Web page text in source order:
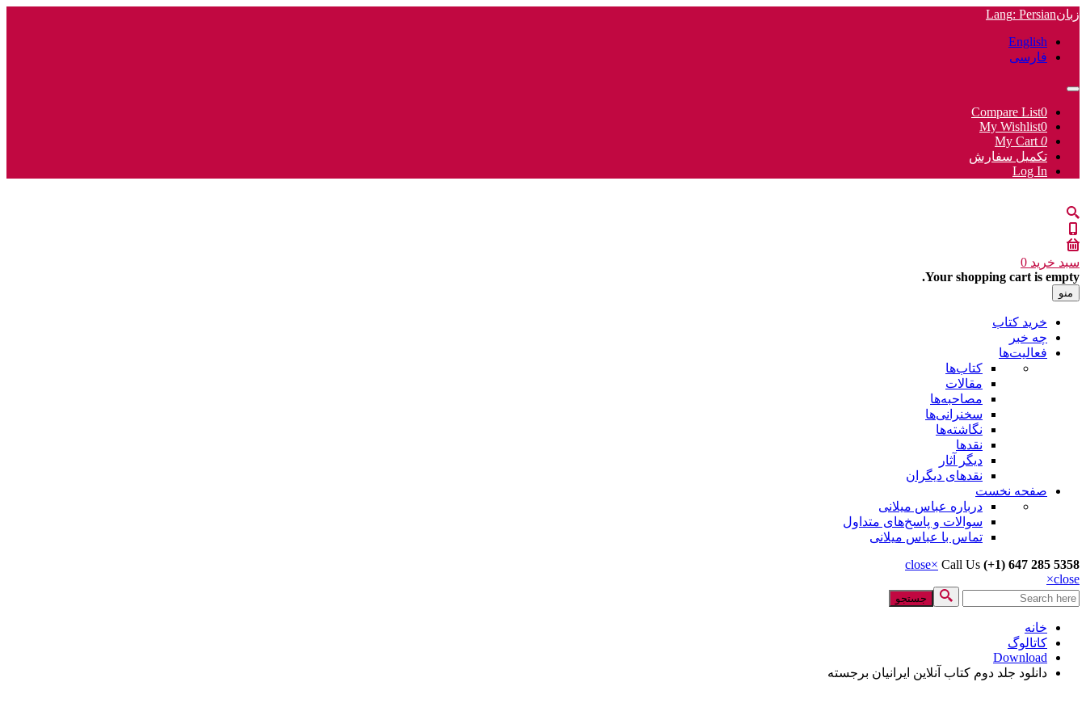
زبان Lang: Persian
English
فارسی
Compare List0
My Wishlist0
My Cart 0
تکمیل سفارش
Log In
سبد خرید 0
Your shopping cart is empty.
منو
خرید کتاب
چه خبر
فعالیت‌ها
کتاب‌ها
مقالات
مصاحبه‌ها
سخنرانی‌ها
نگاشته‌ها
نقدها
دیگر آثار
نقدهای دیگران
صفحه نخست
درباره عباس میلانی
سوالات و پاسخ‌های متداول
تماس با عباس میلانی
close× Call Us (+1) 647 285 5358
close
×
فرم جستجو
جستجو
خانه
کاتالوگ
Download
دانلود جلد دوم کتاب آنلاین ایرانیان برجسته